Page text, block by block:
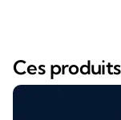
Ces